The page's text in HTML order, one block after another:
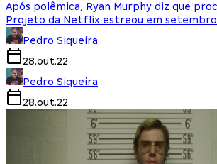
Após polêmica, Ryan Murphy diz que
Projeto da Netflix estreou em setembro
Pedro Siqueira
28.out.22
Pedro Siqueira
28.out.22